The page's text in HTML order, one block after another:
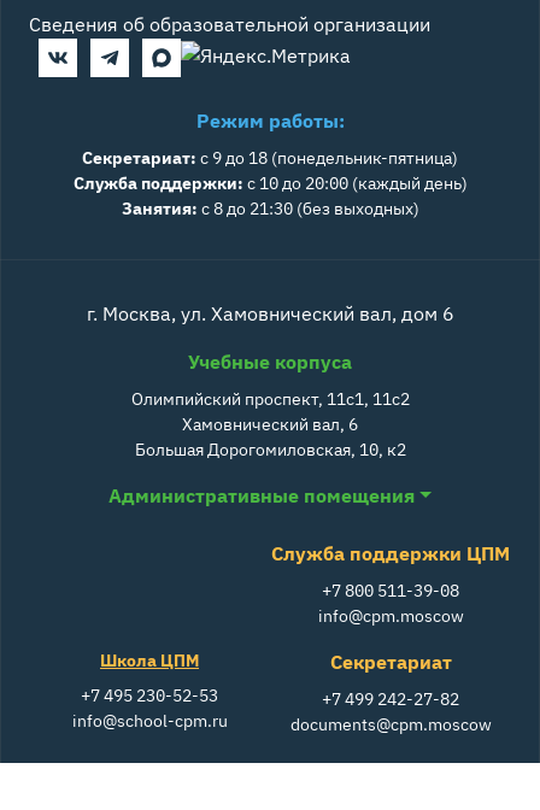
Сведения об образовательной организации
Режим работы:
Секретариат: с 9 до 18 (понедельник-пятница)
Служба поддержки: с 10 до 20:00 (каждый день)
Занятия: с 8 до 21:30 (без выходных)
г. Москва, ул. Хамовнический вал, дом 6
Учебные корпуса
Олимпийский проспект, 11с1, 11с2
Хамовнический вал, 6
Большая Дорогомиловская, 10, к2
Административные помещения
Служба поддержки ЦПМ
+7 800 511-39-08
info@cpm.moscow
Школа ЦПМ
+7 495 230-52-53
info@school-cpm.ru
Секретариат
+7 499 242-27-82
documents@cpm.moscow